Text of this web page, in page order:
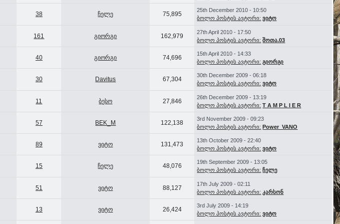
38 ჩელე 75,895
25th December 2010 - 10:50
ბოლო პოსტის ავტორი: ვიტო
161 გიორგი 162,979
27th April 2010 - 17:50
ბოლო პოსტის ავტორი: შოთა.03
40 გიორგი 74,696
15th April 2010 - 14:33
ბოლო პოსტის ავტორი: გიორგი
30 Davitus 67,304
30th December 2009 - 06:18
ბოლო პოსტის ავტორი: ვიტო
11 ბესო 27,846
26th December 2009 - 13:19
ბოლო პოსტის ავტორი: T A M P L I E R
57 BEK_M 122,138
3rd November 2009 - 09:23
ბოლო პოსტის ავტორი: Power_VANO
89 ვიტო 131,473
13th October 2009 - 22:40
ბოლო პოსტის ავტორი: ვიტო
15 ჩელე 48,076
19th September 2009 - 13:05
ბოლო პოსტის ავტორი: ჩელე
51 ვიტო 88,127
17th July 2009 - 02:11
ბოლო პოსტის ავტორი: კარსონ
13 ვიტო 26,424
3rd July 2009 - 14:19
ბოლო პოსტის ავტორი: ვიტო